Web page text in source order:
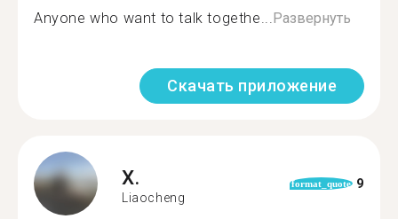
Anyone who want to talk togethe...Развернуть
Скачать приложение
X.
Liaocheng
format_quote 9